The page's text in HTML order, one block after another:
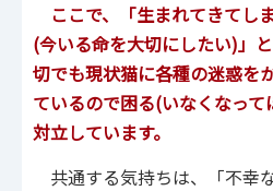
ここで、「生まれてきてし
(今いる命を大切にしたい)」
切でも現状猫に各種の迷惑を
ているので困る(いなくなっ
対立しています。
共通する気持ちは、「不幸